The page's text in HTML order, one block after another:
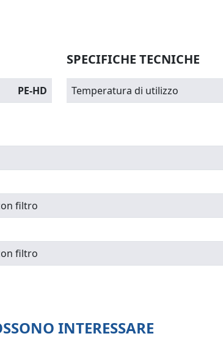
PE-HD
SPECIFICHE TECNICHE
Temperatura di utilizzo
filtro
filtro
INTERESSARE